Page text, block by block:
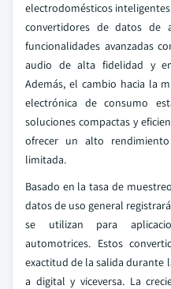
electrodomésticos
convertidores de datos de
funcionalidades avanzadas
audio de alta fidelidad y
Además, el cambio hacia la
electrónica de consumo
soluciones compactas y
ofrecer un alto
limitada.
Basado en la tasa de
datos de uso general
se utilizan para
automotrices. Estos
exactitud de la salida durante
a digital y viceversa. La